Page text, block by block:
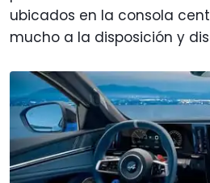
ubicados en la consola
mucho a la disposición y